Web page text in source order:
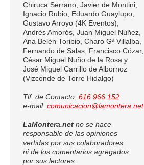
Chiruca Serrano, Javier de Montini,
Ignacio Rubio, Eduardo Guaylupo,
Gustavo Arroyo (4K Eventos),
Andrés Amorós, Juan Miguel Núñez,
Ana Belén Toribio, Charo Gª Villalba,
Fernando de Salas, Francisco Cózar,
César Miguel Nuño de la Rosa y
José Miguel Carrillo de Albornoz
(Vizconde de Torre Hidalgo)
Tlf. de Contacto: 616 966 152
e-mail: comunicacion@lamontera.net
LaMontera.net no se hace
responsable de las opiniones
vertidas por sus colaboradores
ni de los comentarios agregados
por sus lectores.